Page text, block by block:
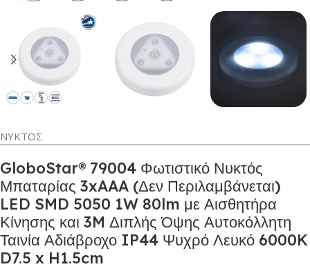
ΝΥΚΤΟΣ
GloboStar® 79004 Φωτιστικό Νυκτός
Μπαταρίας 3xAAA (Δεν Περιλαμβάνεται)
LED SMD 5050 1W 80lm με Αισθητήρα
Κίνησης και 3M Διπλής Όψης Αυτοκόλλητη
Ταινία Αδιάβροχο IP44 Ψυχρό Λευκό 6000K
D7.5 x H1.5cm